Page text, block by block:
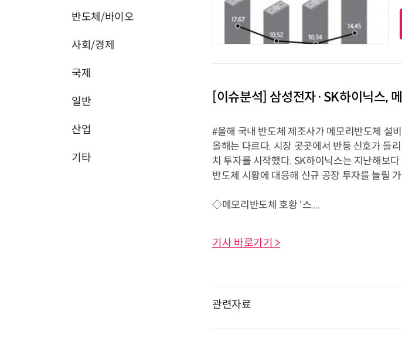
반도체/바이오
사회/경제
국제
일반
산업
기타
[이슈분석] 삼성전자·SK하이닉스,
#올해 국내 반도체 제조사가 메모리반도체 설
올해는 다르다. 시장 곳곳에서 반등 신호가 들
치 투자를 시작했다. SK하이닉스는 지난해보
반도체 시황에 대응해 신규 공장 투자를 늘릴
◇메모리반도체 호황 '스....
기사 바로가기 >
관련자료